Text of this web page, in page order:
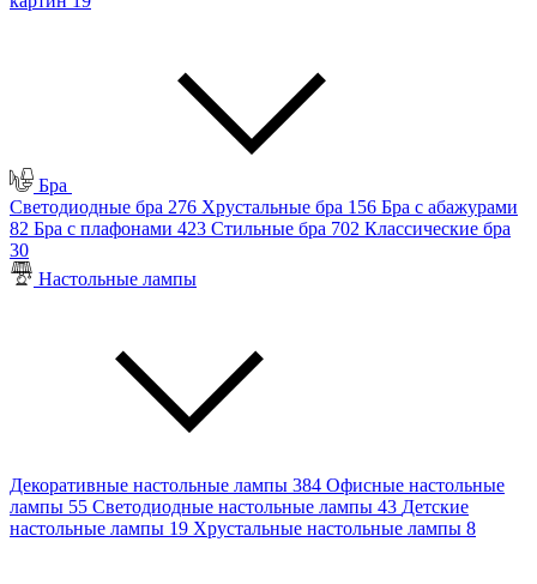
Бра
Светодиодные бра 276 Хрустальные бра 156 Бра с абажурами
82 Бра с плафонами 423 Стильные бра 702 Классические бра
30
Настольные лампы
Декоративные настольные лампы 384 Офисные настольные
лампы 55 Светодиодные настольные лампы 43 Детские
настольные лампы 19 Хрустальные настольные лампы 8